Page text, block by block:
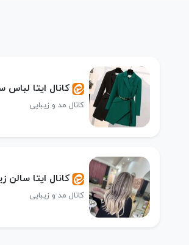
کانال ایتا لباس
کانال مد و زیبایی
کانال ایتا سالن
کانال مد و زیبایی